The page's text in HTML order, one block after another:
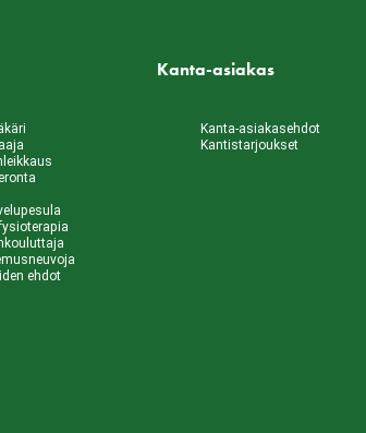
ehdot
Kanta-asiakas
Kanta-asiakasehdot
Kantistarjoukset